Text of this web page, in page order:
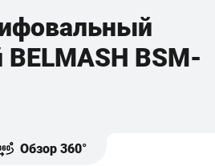
BSM-
Обзор 360°